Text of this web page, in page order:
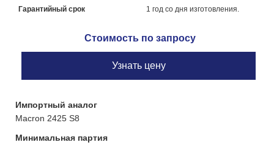
Гарантийный срок 1 год со дня изготовления.
Стоимость по запросу
Узнать цену
Импортный аналог
Macron 2425 S8
Минимальная партия